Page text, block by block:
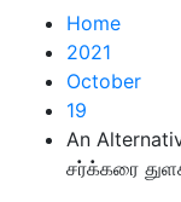
Home
2021
October
19
An
சர்க்கரை